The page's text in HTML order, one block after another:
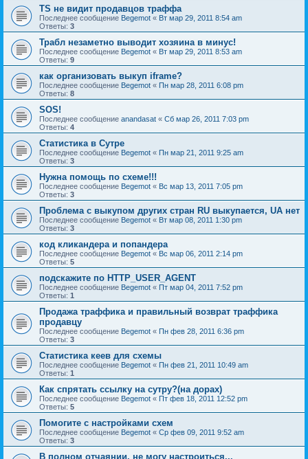
TS не видит продавцов траффа
Последнее сообщение Begemot « Вт мар 29, 2011 8:54 am
Ответы: 3
Трабл незаметно выводит хозяина в минус!
Последнее сообщение Begemot « Вт мар 29, 2011 8:53 am
Ответы: 9
как организовать выкуп iframe?
Последнее сообщение Begemot « Пн мар 28, 2011 6:08 pm
Ответы: 8
SOS!
Последнее сообщение anandasat « Сб мар 26, 2011 7:03 pm
Ответы: 4
Статистика в Сутре
Последнее сообщение Begemot « Пн мар 21, 2011 9:25 am
Ответы: 3
Нужна помощь по схеме!!!
Последнее сообщение Begemot « Вс мар 13, 2011 7:05 pm
Ответы: 3
Проблема с выкупом других стран RU выкупается, UA нет
Последнее сообщение Begemot « Вт мар 08, 2011 1:30 pm
Ответы: 3
код кликандера и попандера
Последнее сообщение Begemot « Вс мар 06, 2011 2:14 pm
Ответы: 5
подскажите по HTTP_USER_AGENT
Последнее сообщение Begemot « Пт мар 04, 2011 7:52 pm
Ответы: 1
Продажа траффика и правильный возврат траффика
продавцу
Последнее сообщение Begemot « Пн фев 28, 2011 6:36 pm
Ответы: 3
Статистика кеев для схемы
Последнее сообщение Begemot « Пн фев 21, 2011 10:49 am
Ответы: 1
Как спрятать ссылку на сутру?(на дорах)
Последнее сообщение Begemot « Пт фев 18, 2011 12:52 pm
Ответы: 5
Помогите с настройками схем
Последнее сообщение Begemot « Ср фев 09, 2011 9:52 am
Ответы: 3
В полном отчаянии, не могу настроиться...